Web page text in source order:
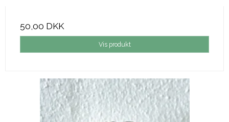
50,00 DKK
Vis produkt